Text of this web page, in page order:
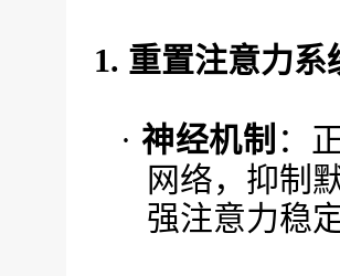
1. 重置注意力
· 神经机制 ：
网络，抑制
强注意力稳